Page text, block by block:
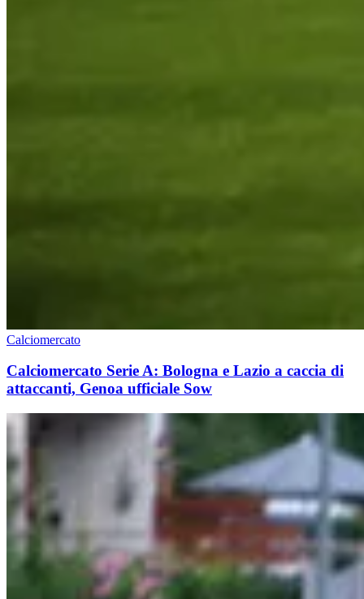
Calciomercato
Calciomercato Serie A: Bologna e Lazio a caccia di
attaccanti, Genoa ufficiale Sow